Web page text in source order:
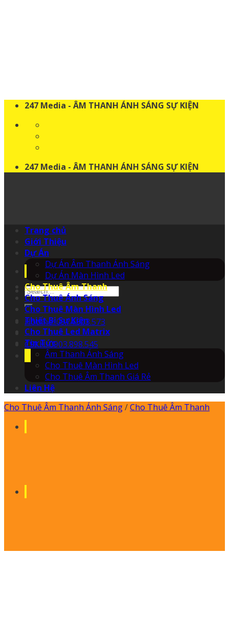
247 Media - ÂM THANH ÁNH SÁNG SỰ KIỆN
247 Media - ÂM THANH ÁNH SÁNG SỰ KIỆN
Search
for:
Hotline: 0974.503.573
CSKH: 0903.898.545
Trang chủ
Giới Thiệu
Dự Án
Dự Án Âm Thanh Ánh Sáng
Dự Án Màn Hình Led
Cho Thuê Âm Thanh
Cho Thuê Ánh Sáng
Cho Thuê Màn Hình Led
Thiết Bị Sự Kiện
Cho Thuê Led Matrix
Tin Tức
Âm Thanh Ánh Sáng
Cho Thuê Màn Hình Led
Cho Thuê Âm Thanh Giá Rẻ
Liên Hệ
Cho Thuê Âm Thanh Ánh Sáng/Cho Thuê Âm Thanh